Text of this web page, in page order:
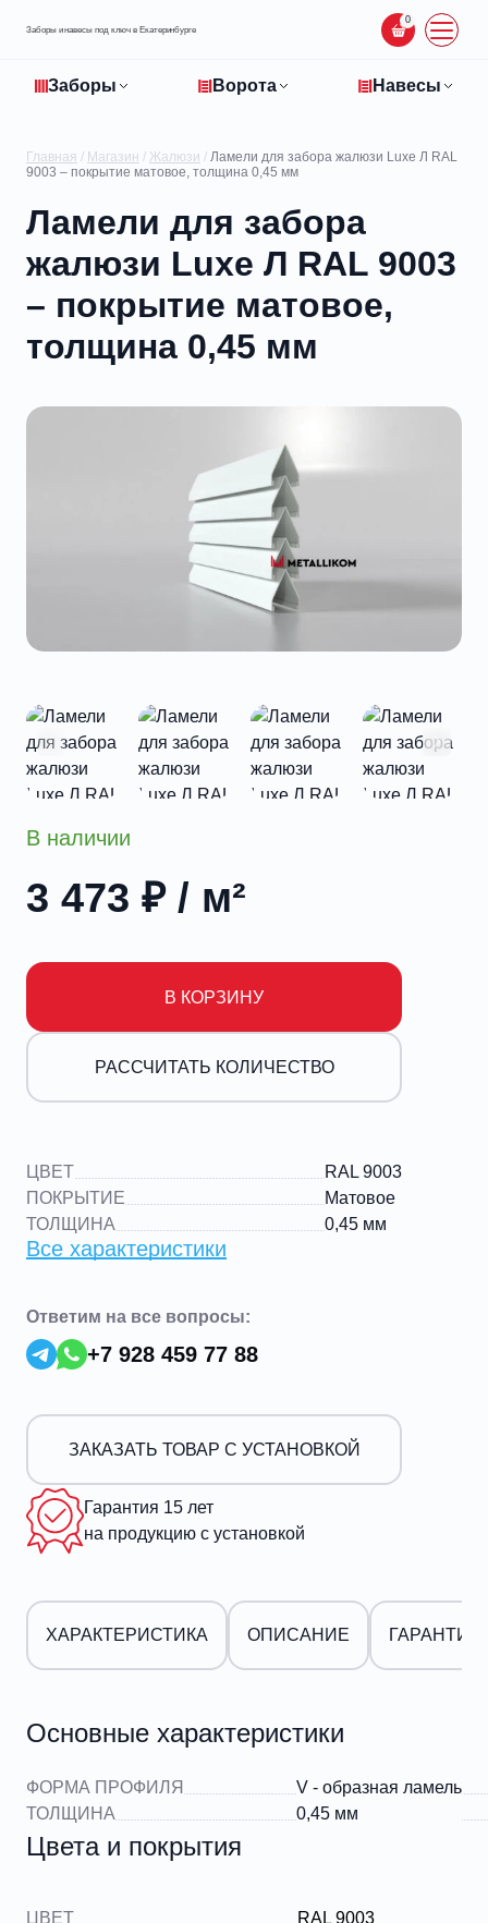
Заборы и навесы под ключ в Екатеринбурге
0
Заборы Ворота Навесы
Главная / Магазин / Жалюзи / Ламели для забора жалюзи Luxe Л RAL
9003 – покрытие матовое, толщина 0,45 мм
Ламели для забора
жалюзи Luxe Л RAL 9003
– покрытие матовое,
толщина 0,45 мм
В наличии
3 473 ₽/ м²
В КОРЗИНУ
РАССЧИТАТЬ КОЛИЧЕСТВО
ЦВЕТ
ПОКРЫТИЕ
ТОЛЩИНА
RAL 9003
Матовое
0,45 мм
Все характеристики
Ответим на все вопросы:
+7 928 459 77 88
ЗАКАЗАТЬ ТОВАР С УСТАНОВКОЙ
Гарантия 15 лет
на продукцию с установкой
ХАРАКТЕРИСТИКА ОПИСАНИЕ ГАРАНТИИ
Основные характеристики
ФОРМА ПРОФИЛЯ
ТОЛЩИНА
V - образная ламель
0,45 мм
Цвета и покрытия
ЦВЕТ
RAL 9003